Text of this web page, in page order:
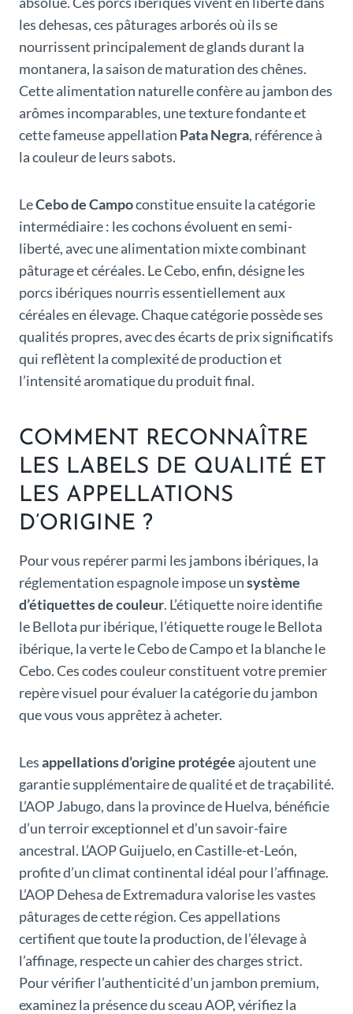
les dehesas, ces pâturages arborés où ils se
nourrissent principalement de glands durant la
montanera, la saison de maturation des chênes.
Cette alimentation naturelle confère au jambon des
arômes incomparables, une texture fondante et
cette fameuse appellation Pata Negra, référence à
la couleur de leurs sabots.
LeCebo de Campoconstitue ensuite la catégorie
intermédiaire : les cochons évoluent en semi-
liberté, avec une alimentation mixte combinant
pâturage et céréales. Le Cebo, enfin, désigne les
porcs ibériques nourris essentiellement aux
céréales en élevage. Chaque catégorie possède ses
qualités propres, avec des écarts de prix significatifs
qui reflètent la complexité de production et
l’intensité aromatique du produit final.
COMMENT RECONNAÎTRE
LES LABELS DE QUALITÉ ET
LES APPELLATIONS
D’ORIGINE ?
Pour vous repérer parmi les jambons ibériques, la
réglementation espagnole impose unsystème
d’étiquettes de couleur. L’étiquette noire identifie
le Bellota pur ibérique, l’étiquette rouge le Bellota
ibérique, la verte le Cebo de Campo et la blanche le
Cebo. Ces codes couleur constituent votre premier
repère visuel pour évaluer la catégorie du jambon
que vous vous apprêtez à acheter.
Lesappellations d’origine protégéeajoutent une
garantie supplémentaire de qualité et de traçabilité.
L’AOP Jabugo, dans la province de Huelva, bénéficie
d’un terroir exceptionnel et d’un savoir-faire
ancestral. L’AOP Guijuelo, en Castille-et-León,
profite d’un climat continental idéal pour l’affinage.
L’AOP Dehesa de Extremadura valorise les vastes
pâturages de cette région. Ces appellations
certifient que toute la production, de l’élevage à
l’affinage, respecte un cahier des charges strict.
Pour vérifier l’authenticité d’un jambon premium,
examinez la présence du sceau AOP, vérifiez la